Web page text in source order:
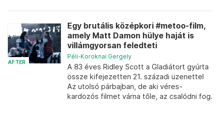
AFTER
Egy brutális középkori #metoo-film,
amely Matt Damon hülye haját is
villámgyorsan feledteti
Péli-Koroknai Gergely
A 83 éves Ridley Scott a Gladiátort gyúrta
össze kifejezetten 21. századi üzenettel
Az utolsó párbajban, de aki véres-
kardozós filmet várna tőle, az csalódni fog.